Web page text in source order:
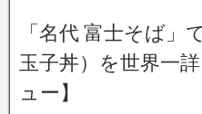
「名代 富士そば」
玉子丼）を世界一
ュー】